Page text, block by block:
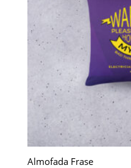
Almofada Frase